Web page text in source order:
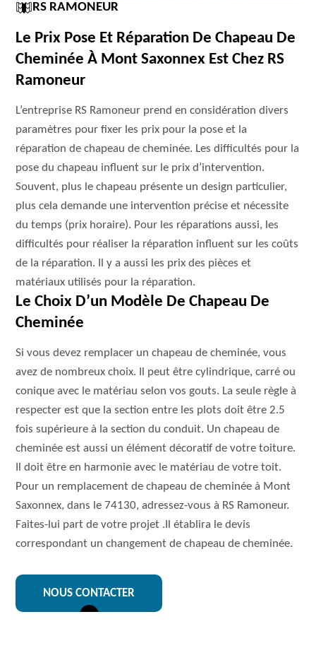
RS RAMONEUR
Le Prix Pose Et Réparation De Chapeau De
Cheminée À Mont Saxonnex Est Chez RS
Ramoneur
L’entreprise RS Ramoneur prend en considération divers
paramètres pour fixer les prix pour la pose et la
réparation de chapeau de cheminée. Les difficultés pour la
pose du chapeau influent sur le prix d’intervention.
Souvent, plus le chapeau présente un design particulier,
plus cela demande une intervention précise et nécessite
du temps (prix horaire). Pour les réparations aussi, les
difficultés pour réaliser la réparation influent sur les coûts
de la réparation. Il y a aussi les prix des pièces et
matériaux utilisés pour la réparation.
Le Choix D’un Modèle De Chapeau De
Cheminée
Si vous devez remplacer un chapeau de cheminée, vous
avez de nombreux choix. Il peut être cylindrique, carré ou
conique avec le matériau selon vos gouts. La seule règle à
respecter est que la section entre les plots doit être 2.5
fois supérieure à la section du conduit. Un chapeau de
cheminée est aussi un élément décoratif de votre toiture.
Il doit être en harmonie avec le matériau de votre toit.
Pour un remplacement de chapeau de cheminée à Mont
Saxonnex, dans le 74130, adressez-vous à RS Ramoneur.
Faites-lui part de votre projet .Il établira le devis
correspondant un changement de chapeau de cheminée.
NOUS CONTACTER